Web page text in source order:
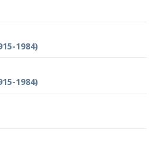
1984)
1984)